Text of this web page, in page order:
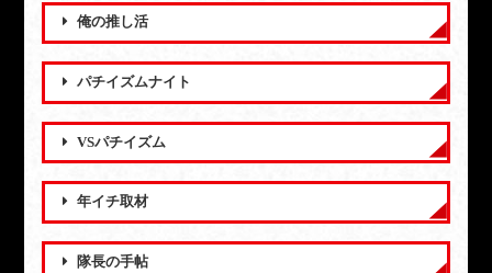
俺の推し活
パチイズムナイト
VSパチイズム
年イチ取材
隊長の手帖